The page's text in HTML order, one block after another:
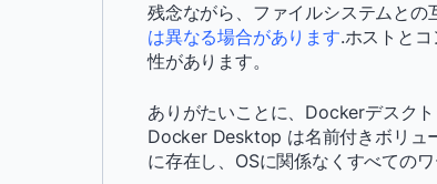
残念ながら、ファイルシステムと
は異なる場合があります.ホストと
性があります。
ありがたいことに、Dockerデスク
Docker Desktop は名前付きボリュ
に存在し、OSに関係なくすべての